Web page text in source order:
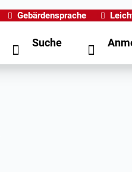
Gebärdensprache
Suche